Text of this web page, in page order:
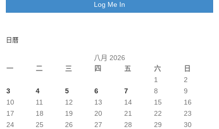
日曆
八月 2026
一
二 三 四 五 六 日
1
2
3
4 5 6 7 8
9
10
11 12 13 14 15
16
17
18 19 20 21 22
23
24
25 26 27 28 29
30